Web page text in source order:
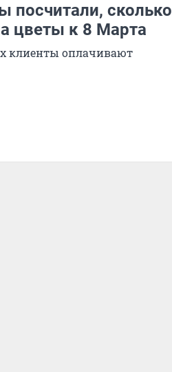
посчитали, сколько
цветы к 8 Марта
клиенты оплачивают